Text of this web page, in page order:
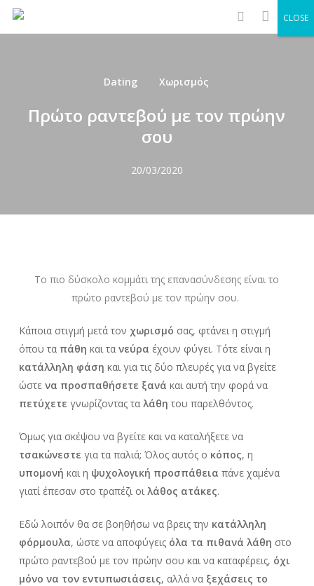
Skip
search
Dating Χωρισμός
Πρώτο ραντεβού με τον πρώην
σου
20/03/2020
Το πιο δύσκολο κομμάτι της επανασύνδεσης είναι το
πρώτο ραντεβού με τον πρώην σου.
Κάποια στιγμή μετά τον χωρισμό σας, φτάνει η στιγμή
όπου τα πάθη και τα νεύρα έχουν φύγει. Τότε είναι η
κατάλληλη φάση και για τις δύο πλευρές για να βγείτε
ώστε να προσπαθήσετε ξανά και αυτή την φορά να
πετύχετε γνωρίζοντας τα λάθη του παρελθόντος.
Όμως για σκέψου να βγείτε και να καταλήξετε να
τσακώνεστε για τα παλιά; Όλος αυτός ο κόπος, η
υπομονή και η ψυχολογική προσπάθεια πάνε χαμένα
γιατί έπεσαν στο τραπέζι οιλάθος ατάκες.
Εδώ λοιπόν θα σε βοηθήσω να βρεις την κατάλληλη
φόρμουλα, ώστε να αποφύγεις όλα τα πιθανά λάθη στο
πρώτο ραντεβού με τον πρώην σου και να καταφέρεις, όχι
μόνο να τον εντυπωσιάσεις, αλλά να ξεχάσεις το
CLOSE